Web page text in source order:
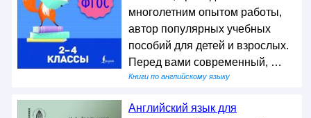
многолетним опытом работы,
автор популярных учебных
пособий для детей и взрослых.
Перед вами современный, …
Книги по английскому языку
Английский язык для